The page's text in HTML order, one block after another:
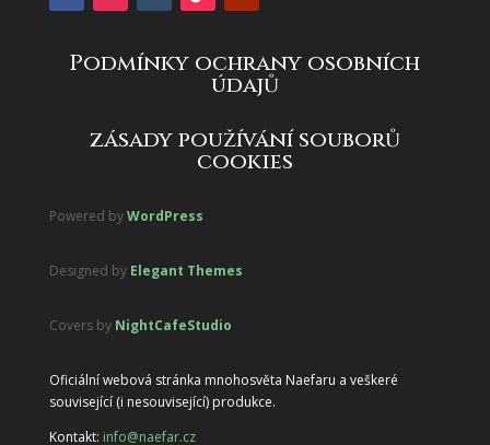
Podmínky ochrany osobních
údajů
zásady používání souborů
cookies
Powered byWordPress
Designed by Elegant Themes
Covers by NightCafeStudio
Oficiální webová stránka mnohosvěta Naefaru a veškeré
související (i nesouvisející) produkce.
Kontakt: info@naefar.cz